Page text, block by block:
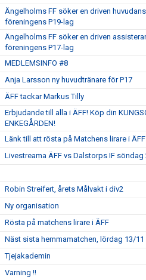
Ängelholms FF söker en driven
föreningens P19-lag
Ängelholms FF söker en driven
föreningens P17-lag
MEDLEMSINFO #8
Anja Larsson ny huvudtränare för P17
ÄFF tackar Markus Tilly
Erbjudande till alla i ÄFF! Köp din
ENKEGÅRDEN!
Länk till att rösta på Matchens lirare i
Livestreama ÄFF vs Dalstorps IF söndag
Robin Streifert, årets Målvakt i div2
Ny organisation
Rösta på matchens lirare i ÄFF
Näst sista hemmamatchen, lördag 13/11
Tjejakademin
Varning !!